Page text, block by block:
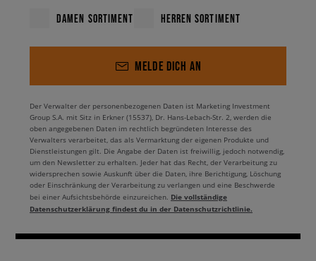
DAMEN SORTIMENT HERREN SORTIMENT
MELDE DICH AN
Der Verwalter der personenbezogenen Daten ist Marketing Investment
Group S.A. mit Sitz in Erkner (15537), Dr. Hans-Lebach-Str. 2, werden die
oben angegebenen Daten im rechtlich begründeten Interesse des
Verwalters verarbeitet, das als Vermarktung der eigenen Produkte und
Dienstleistungen gilt. Die Angabe der Daten ist freiwillig, jedoch notwendig,
um den Newsletter zu erhalten. Jeder hat das Recht, der Verarbeitung zu
widersprechen sowie Auskunft über die Daten, ihre Berichtigung, Löschung
oder Einschränkung der Verarbeitung zu verlangen und eine Beschwerde
bei einer Aufsichtsbehörde einzureichen. Die vollständige
Datenschutzerklärung findest du in der Datenschutzrichtlinie.